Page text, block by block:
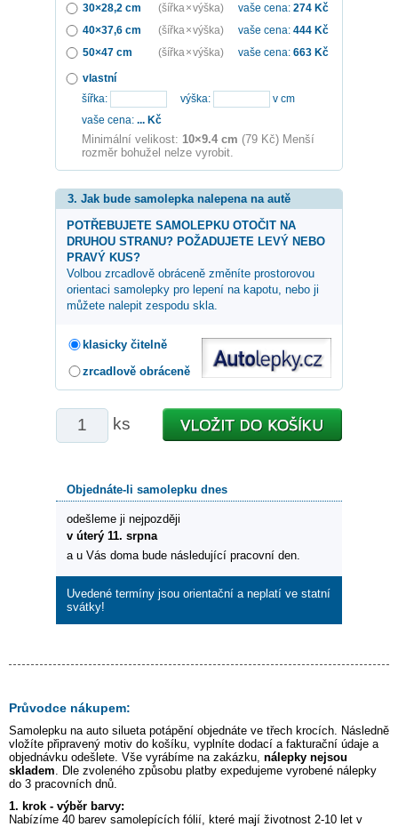
30×28,2 cm
(šířka × výška) vaše cena: 274 Kč
40×37,6 cm
(šířka × výška) vaše cena: 444 Kč
50×47 cm
(šířka × výška) vaše cena: 663 Kč
vlastní
šířka:
výška:
v cm
vaše cena: ... Kč
Minimální velikost: 10×9.4 cm (79 Kč) Menší
rozměr bohužel nelze vyrobit.
3. Jak bude samolepka nalepena na autě
POTŘEBUJETE SAMOLEPKU OTOČIT NA
DRUHOU STRANU? POŽADUJETE LEVÝ NEBO
PRAVÝ KUS?
Volbou zrcadlově obráceně změníte prostorovou
orientaci samolepky pro lepení na kapotu, nebo ji
můžete nalepit zespodu skla.
klasicky čitelně
zrcadlově obráceně
ks
Objednáte-li samolepku dnes
odešleme ji nejpozději
v úterý 11. srpna
a u Vás doma bude následující pracovní den.
Uvedené termíny jsou orientační a neplatí ve statní
svátky!
Průvodce nákupem:
Samolepku na auto silueta potápění objednáte ve třech krocích. Následně
vložíte připravený motiv do košíku, vyplníte dodací a fakturační údaje a
objednávku odešlete. Vše vyrábíme na zakázku, nálepky nejsou
skladem. Dle zvoleného způsobu platby expedujeme vyrobené nálepky
do 3 pracovních dnů.
1. krok - výběr barvy:
Nabízíme 40 barev samolepících fólií, které mají životnost 2-10 let v